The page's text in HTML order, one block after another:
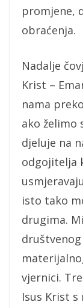
promjene,
obraćenja.
Nadalje
Krist –
nama
ako želimo
djeluje na
odgojitelja
isto tako
drugima.
vjernici.
Isus Krist